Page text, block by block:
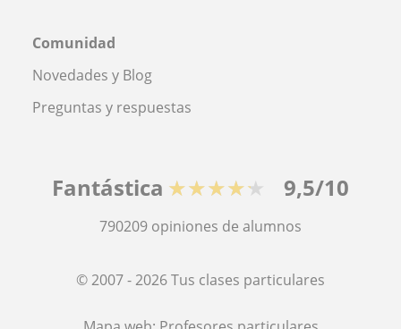
Comunidad
Novedades y Blog
Preguntas y respuestas
Fantástica ★★★★★ 9,5/10
790209 opiniones de alumnos
© 2007 - 2026 Tus clases particulares